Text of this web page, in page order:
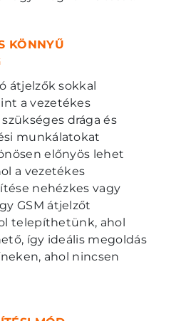
KÖNNYŰ
átjelzők sokkal
a vezetékes
drága és
munkálatokat
előnyös lehet
a vezetékes
nehézkes vagy
GSM átjelzőt
telepíthetünk, ahol
így ideális megoldás
ahol nincsen